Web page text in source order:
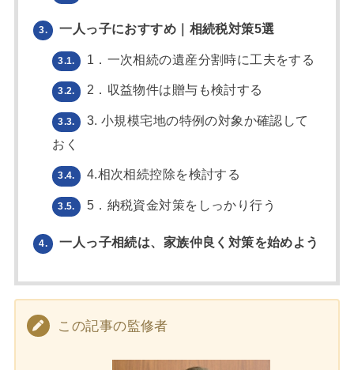
3. 一人っ子におすすめ｜相続税対策5選
3.1. 1．一次相続の遺産分割時に工夫をする
3.2. 2．収益物件は贈与も検討する
3.3.
3. 小規模宅地の特例の対象か確認して
おく
3.4. 4.相次相続控除を検討する
3.5. 5．納税資金対策をしっかり行う
4. 一人っ子相続は、家族仲良く対策を始めよう
この記事の監修者